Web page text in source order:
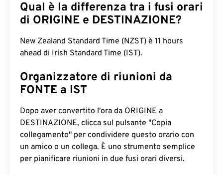
Qual è la differenza tra i fusi orari
di ORIGINE e DESTINAZIONE?
New Zealand Standard Time (NZST) è 11 hours
ahead di Irish Standard Time (IST).
Organizzatore di riunioni da
FONTE a IST
Dopo aver convertito l'ora da ORIGINE a
DESTINAZIONE, clicca sul pulsante "Copia
collegamento" per condividere questo orario con
un amico o un collega. È uno strumento semplice
per pianificare riunioni in due fusi orari diversi.